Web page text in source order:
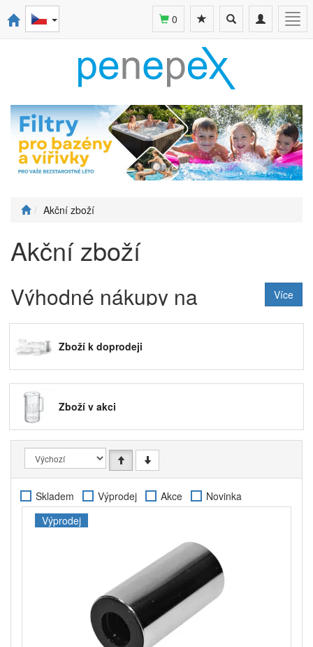
Toggle
navigation
Toggle
search
0
Akční zboží
Akční zboží
Výhodné nákupy na
jednom místě
Chcete nakupovat chytře a s ohledem na cenu? V
tom případě jste tady správně! Právě tady najdete
pečlivě vybrané produkty za zvýhodněné ceny. Ať už
jde o aktuálně zlevněné položky v rámcičasově
omezených akcí
, nebo o zboží, které doprodáváme
z důvodu změn v sortimentu. V nabídce jsou běžně
používané produkty, jako jepříslušenství ke
kávovarům,filtry do konvic a láhví,čisticí prostředky
a další praktické vybavení pro domácnosti, na sport i
pro vaše dobrodružství v přírodě. Všechny položky v
a připravené k odeslání.
Levnější neznamená méně kvalitní nebo
Využít zvýhodněné nabídky je tím nejlepším časem
nejen pro běžné doplnění zásob co máte doma, ale i
pro nákupy, které jste si plánovali už dlouhou dobu,
ale stále kvůli ceně váhali. Nyní můžete ty stejné
za ještě příznivější cenu.
Ať už hledáte
konkrétní náhradní díl nebo jen sledujete
, v této sekci vždy najdete něco, co stojí za
Více
Zboží k doprodeji
Zboží v akci
Skladem Výprodej Akce
Novinka
Výprodej